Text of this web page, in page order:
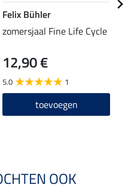
Felix Bühler
zomersjaal Fine Life Cycle
12,90 €
5.0 1
toevoegen
OOK